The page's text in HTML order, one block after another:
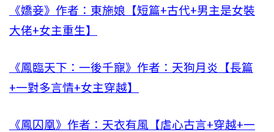
《嬌妾》作者：東施娘【短篇+古代+男主是女裝
大佬+女主重生】
《鳳臨天下：一後千寵》作者：天狗月炎【長篇
+一對多言情+女主穿越】
《鳳囚凰》作者：天衣有風【虐心古言+穿越+一